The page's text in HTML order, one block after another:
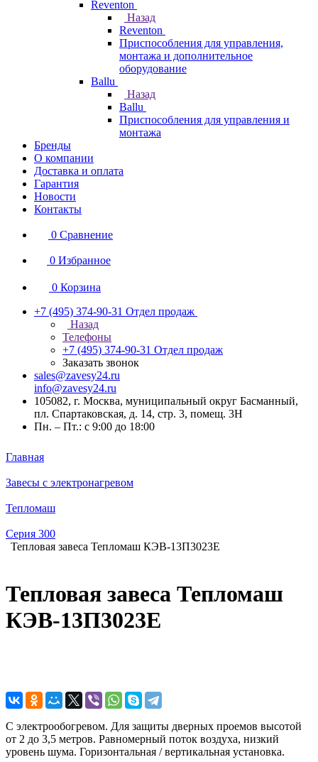
Reventon
Назад
Reventon
Приспособления для управления,
монтажа и дополнительное
оборудование
Ballu
Назад
Ballu
Приспособления для управления и
монтажа
Бренды
О компании
Доставка и оплата
Гарантия
Новости
Контакты
0 Сравнение
0 Избранное
0 Корзина
+7 (495) 374-90-31 Отдел продаж
Назад
Телефоны
+7 (495) 374-90-31 Отдел продаж
Заказать звонок
sales@zavesy24.ru
info@zavesy24.ru
105082, г. Москва, муниципальный округ Басманный,
пл. Спартаковская, д. 14, стр. 3, помещ. 3Н
Пн. – Пт.: с 9:00 до 18:00
Главная
Завесы с электронагревом
Тепломаш
Серия 300
Тепловая завеса Тепломаш КЭВ-13П3023E
Тепловая завеса Тепломаш
КЭВ-13П3023E
С электрообогревом. Для защиты дверных проемов высотой
от 2 до 3,5 метров. Равномерный поток воздуха, низкий
уровень шума. Горизонтальная / вертикальная установка.